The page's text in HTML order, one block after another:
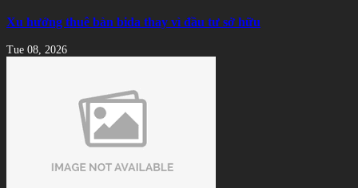
Xu hướng thuê bàn bida thay vì đầu tư sở hữu
Tue 08, 2026